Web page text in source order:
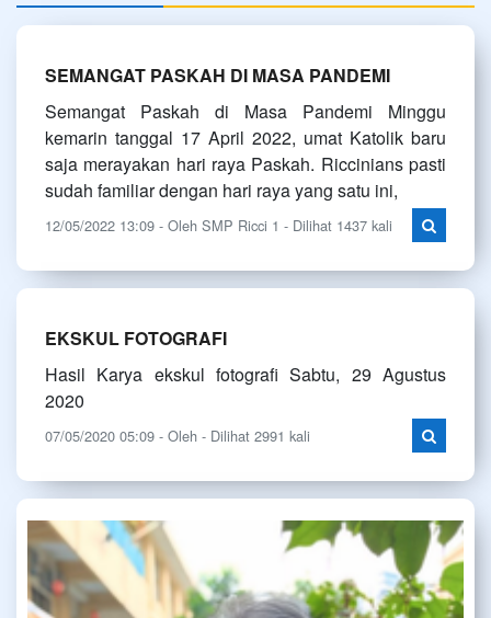
SEMANGAT PASKAH DI MASA PANDEMI
Semangat Paskah di Masa Pandemi Minggu
kemarin tanggal 17 April 2022, umat Katolik baru
saja merayakan hari raya Paskah. Riccinians pasti
sudah familiar dengan hari raya yang satu ini,
12/05/2022 13:09 - Oleh SMP Ricci 1 - Dilihat 1437 kali
EKSKUL FOTOGRAFI
Hasil Karya ekskul fotografi Sabtu, 29 Agustus
2020
07/05/2020 05:09 - Oleh - Dilihat 2991 kali